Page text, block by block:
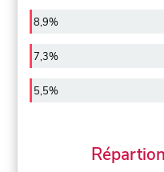
8,9%
7,3%
5,5%